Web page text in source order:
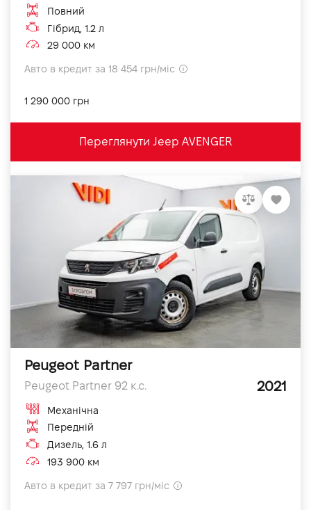
Повний
Гібрид, 1.2 л
29 000 км
Авто в кредит за 18 454 грн/міс
1 290 000 грн
Переглянути Jeep AVENGER
Peugeot Partner
Peugeot Partner 92 к.с. 2021
Механічна
Передній
Дизель, 1.6 л
193 900 км
Авто в кредит за 7 797 грн/міс